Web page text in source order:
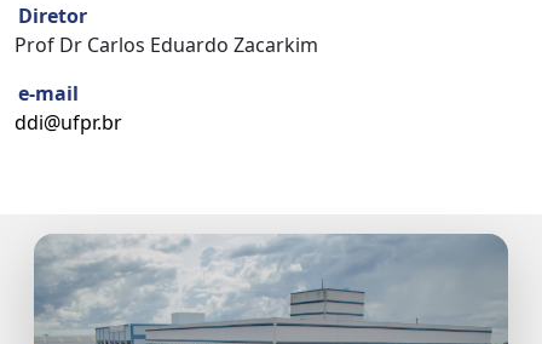
Diretor
Prof Dr Carlos Eduardo Zacarkim
e-mail
ddi@ufpr.br